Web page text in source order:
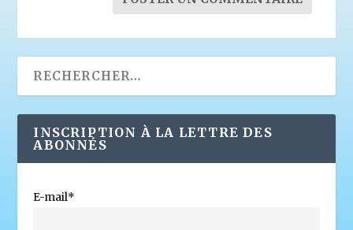
INSCRIPTION À LA LETTRE DES
ABONNÉS
E-mail*